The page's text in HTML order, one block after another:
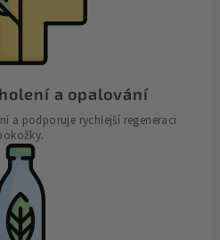
a opalování
a podporuje rychlejší regeneraci